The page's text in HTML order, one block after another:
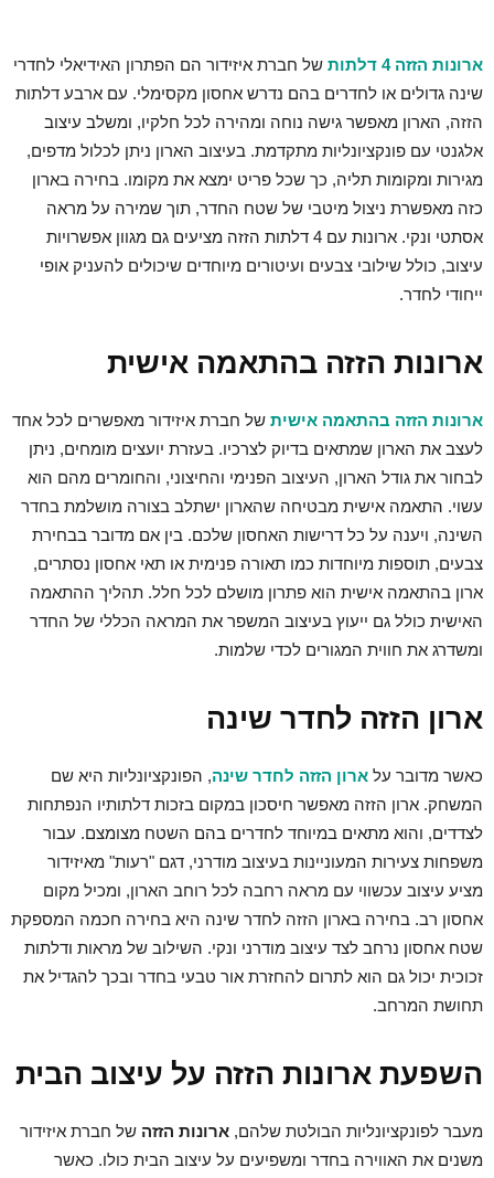
ארונות הזזה 4 דלתות
של חברת איזידור הם הפתרון האידיאלי לחדרי
שינה גדולים או לחדרים בהם נדרש אחסון מקסימלי. עם ארבע דלתות
הזזה, הארון מאפשר גישה נוחה ומהירה לכל חלקיו, ומשלב עיצוב
אלגנטי עם פונקציונליות מתקדמת. בעיצוב הארון ניתן לכלול מדפים,
מגירות ומקומות תליה, כך שכל פריט ימצא את מקומו. בחירה בארון
כזה מאפשרת ניצול מיטבי של שטח החדר, תוך שמירה על מראה
אסתטי ונקי. ארונות עם 4 דלתות הזזה מציעים גם מגוון אפשרויות
עיצוב, כולל שילובי צבעים ועיטורים מיוחדים שיכולים להעניק אופי
ייחודי לחדר.
ארונות הזזה בהתאמה אישית
ארונות הזזה בהתאמה אישית של חברת איזידור מאפשרים לכל אחד
לעצב את הארון שמתאים בדיוק לצרכיו. בעזרת יועצים מומחים, ניתן
לבחור את גודל הארון, העיצוב הפנימי והחיצוני, והחומרים מהם הוא
עשוי. התאמה אישית מבטיחה שהארון ישתלב בצורה מושלמת בחדר
השינה, ויענה על כל דרישות האחסון שלכם. בין אם מדובר בבחירת
צבעים, תוספות מיוחדות כמו תאורה פנימית או תאי אחסון נסתרים,
ארון בהתאמה אישית הוא פתרון מושלם לכל חלל. תהליך ההתאמה
האישית כולל גם ייעוץ בעיצוב המשפר את המראה הכללי של החדר
ומשדרג את חווית המגורים לכדי שלמות.
ארון הזזה לחדר שינה
כאשר מדובר על ארון הזזה לחדר שינה, הפונקציונליות היא שם
המשחק. ארון הזזה מאפשר חיסכון במקום בזכות דלתותיו הנפתחות
לצדדים, והוא מתאים במיוחד לחדרים בהם השטח מצומצם. עבור
משפחות צעירות המעוניינות בעיצוב מודרני, דגם "רעות" מאיזידור
מציע עיצוב עכשווי עם מראה רחבה לכל רוחב הארון, ומכיל מקום
אחסון רב. בחירה בארון הזזה לחדר שינה היא בחירה חכמה המספקת
שטח אחסון נרחב לצד עיצוב מודרני ונקי. השילוב של מראות ודלתות
זכוכית יכול גם הוא לתרום להחזרת אור טבעי בחדר ובכך להגדיל את
תחושת המרחב.
השפעת ארונות הזזה על עיצוב הבית
מעבר לפונקציונליות הבולטת שלהם, ארונות הזזה של חברת איזידור
משנים את האווירה בחדר ומשפיעים על עיצוב הבית כולו. כאשר